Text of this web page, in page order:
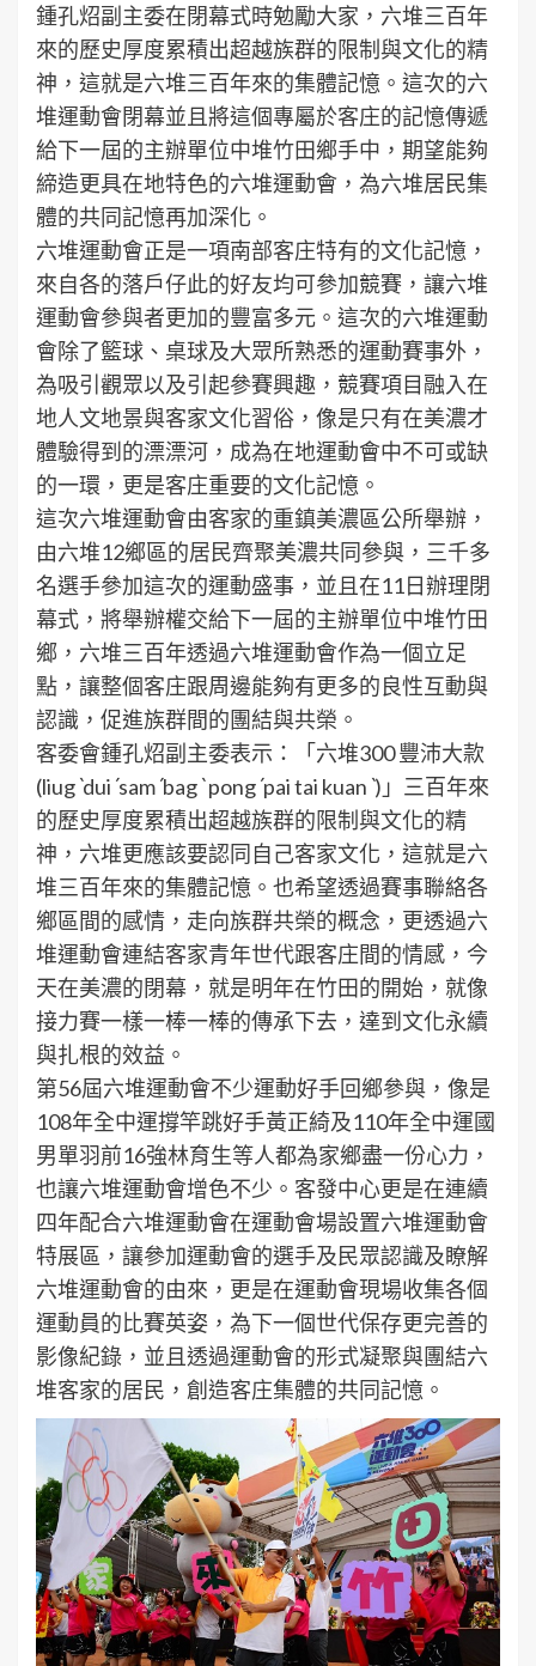
鍾孔炤副主委在閉幕式時勉勵大家，六堆三百年
來的歷史厚度累積出超越族群的限制與文化的精
神，這就是六堆三百年來的集體記憶。這次的六
堆運動會閉幕並且將這個專屬於客庄的記憶傳遞
給下一屆的主辦單位中堆竹田鄉手中，期望能夠
締造更具在地特色的六堆運動會，為六堆居民集
體的共同記憶再加深化。
六堆運動會正是一項南部客庄特有的文化記憶，
來自各的落戶仔此的好友均可參加競賽，讓六堆
運動會參與者更加的豐富多元。這次的六堆運動
會除了籃球、桌球及大眾所熟悉的運動賽事外，
為吸引觀眾以及引起參賽興趣，競賽項目融入在
地人文地景與客家文化習俗，像是只有在美濃才
體驗得到的漂漂河，成為在地運動會中不可或缺
的一環，更是客庄重要的文化記憶。
這次六堆運動會由客家的重鎮美濃區公所舉辦，
由六堆12鄉區的居民齊聚美濃共同參與，三千多
名選手參加這次的運動盛事，並且在11日辦理閉
幕式，將舉辦權交給下一屆的主辦單位中堆竹田
鄉，六堆三百年透過六堆運動會作為一個立足
點，讓整個客庄跟周邊能夠有更多的良性互動與
認識，促進族群間的團結與共榮。
客委會鍾孔炤副主委表示：「六堆300 豐沛大款
(liugˋduiˊsamˊbagˋ pongˊpai tai kuanˋ)」三百年來
的歷史厚度累積出超越族群的限制與文化的精
神，六堆更應該要認同自己客家文化，這就是六
堆三百年來的集體記憶。也希望透過賽事聯絡各
鄉區間的感情，走向族群共榮的概念，更透過六
堆運動會連結客家青年世代跟客庄間的情感，今
天在美濃的閉幕，就是明年在竹田的開始，就像
接力賽一樣一棒一棒的傳承下去，達到文化永續
與扎根的效益。
第56屆六堆運動會不少運動好手回鄉參與，像是
108年全中運撐竿跳好手黃正綺及110年全中運國
男單羽前16強林育生等人都為家鄉盡一份心力，
也讓六堆運動會增色不少。客發中心更是在連續
四年配合六堆運動會在運動會場設置六堆運動會
特展區，讓參加運動會的選手及民眾認識及瞭解
六堆運動會的由來，更是在運動會現場收集各個
運動員的比賽英姿，為下一個世代保存更完善的
影像紀錄，並且透過運動會的形式凝聚與團結六
堆客家的居民，創造客庄集體的共同記憶。